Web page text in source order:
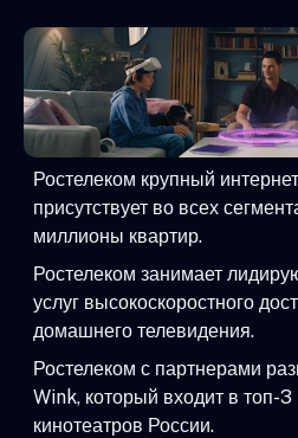
Ростелеком крупный
присутствует во всех
миллионы квартир.
Ростелеком занимает
услуг высокоскоростного
домашнего телевидения.
Ростелеком с партнерами
Wink, который входит в топ-
кинотеатров России.